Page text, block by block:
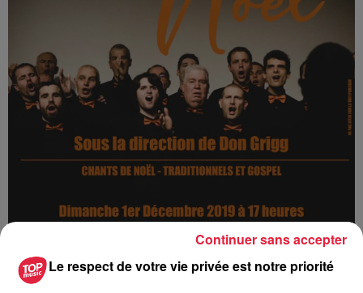
Le respect de votre vie privée est notre priorité
Continuer sans accepter